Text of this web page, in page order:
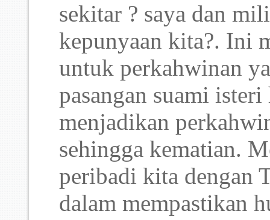
sekitar ? saya dan
kepunyaan kita?. Ini
untuk perkahwinan
pasangan suami
menjadikan
sehingga kematian.
peribadi kita dengan
dalam mempastikan